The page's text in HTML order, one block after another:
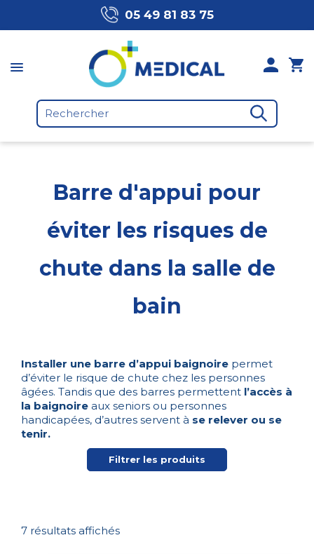
05 49 81 83 75
Barre d'appui pour
éviter les risques de
chute dans la salle de
bain
Installer une barre d’appui baignoire permet
d’éviter le risque de chute chez les personnes
âgées. Tandis que des barres permettent l’accès à
la baignoire aux seniors ou personnes
handicapées, d’autres servent à se relever ou se
tenir.
Filtrer les produits
7 résultats affichés